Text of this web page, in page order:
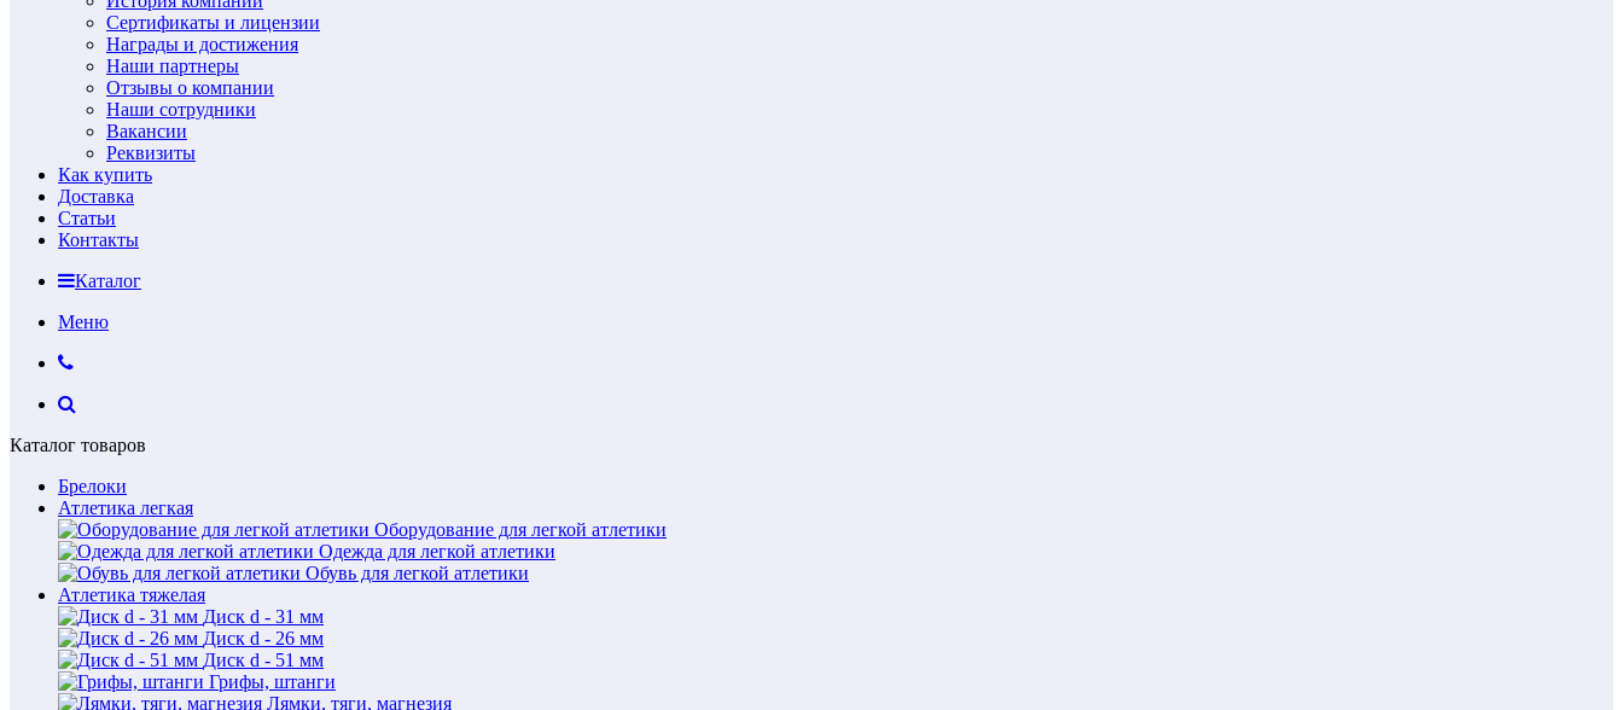
Сертификаты и лицензии
Награды и достижения
Наши партнеры
Отзывы о компании
Наши сотрудники
Вакансии
Реквизиты
Как купить
Доставка
Статьи
Контакты
Каталог
Меню
Каталог товаров
Брелоки
Атлетика легкая
Оборудование для легкой атлетики
Одежда для легкой атлетики
Обувь для легкой атлетики
Атлетика тяжелая
Диск d - 31 мм
Диск d - 26 мм
Диск d - 51 мм
Грифы, штанги
Лямки, тяги, магнезия